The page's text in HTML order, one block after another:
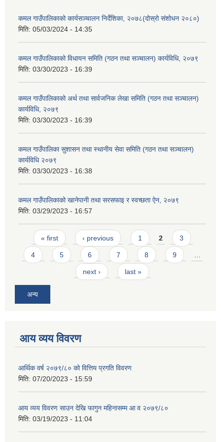
कमल गाउँपालिकाको कार्यसञ्चालन निर्देशिका, २०७८(दोस्रो संशोधन २०८०)
मिति: 05/03/2024 - 14:35
कमल गाउँपालिकाको विधायन समिति (गठन तथा सञ्चालन) कार्यविधि, २०७९
मिति: 03/30/2023 - 16:39
कमल गाउँपालिकाको अर्थ तथा सार्वजनिक लेखा समिति (गठन तथा सञ्चालन)
कार्यविधि, २०७९
मिति: 03/30/2023 - 16:39
कमल गाउँपालिका सुशासन तथा स्थानीय सेवा समिति (गठन तथा सञ्चालन)
कार्यविधि २०७९
मिति: 03/30/2023 - 16:38
कमल गाउँपालिकाको खानेपानी तथा सरसफाइ र स्वच्छता ऐन, २०७९
मिति: 03/29/2023 - 16:57
Pages
« first ‹ previous 1 2 3
4 5 6 7 8 9
next › last »
अन्य
आय व्यय विवरण
आर्थिक वर्ष २०७९/८० को वित्तिय प्रगति विवरण
मिति: 07/20/2023 - 15:59
आय व्यय विवरण साउन देखि फागुन महिनासम्म आ व २०७९/८०
मिति: 03/19/2023 - 11:04